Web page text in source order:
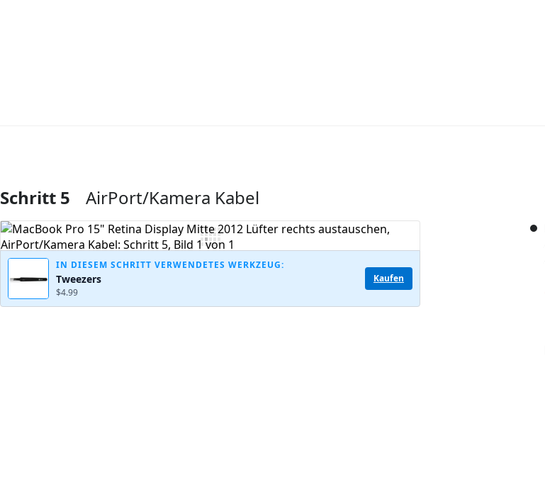
Kommentar hinzufügen
Schritt 5 AirPort/Kamera Kabel
IN DIESEM SCHRITT VERWENDETES WERKZEUG:
Tweezers
$4.99
Kaufen